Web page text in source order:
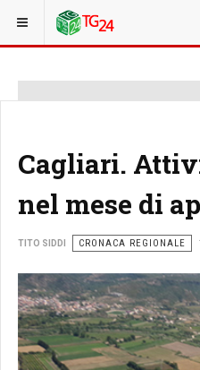
SEI QUI: CRONACA
Cagliari.
nel mese di
TITO SIDDI CRONACA REGIONALE